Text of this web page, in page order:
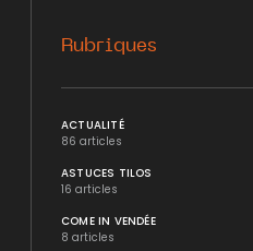
Rubriques
ACTUALITÉ
86 articles
ASTUCES TILOS
16 articles
COME IN VENDÉE
8 articles